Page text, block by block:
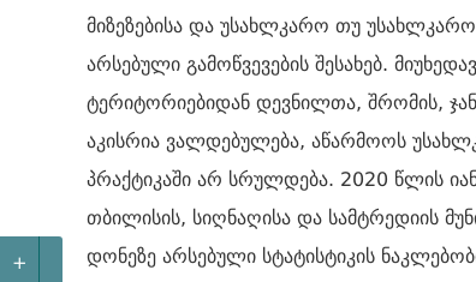
+
მიზეზებისა და უსახლკარო თუ
არსებული გამოწვევების შესახებ.
ტერიტორიებიდან დევნილთა, შრომის,
აკისრია ვალდებულება, აწარმოოს
პრაქტიკაში არ სრულდება. 2020 წლის
თბილისის, სიღნაღისა და სამტრედიის
დონეზე არსებული სტატისტიკის